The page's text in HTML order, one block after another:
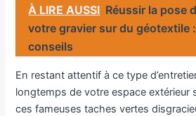
À LIRE AUSSI Réussir la pose
votre gravier sur du géotextile
conseils
En restant attentif à ce type
longtemps de votre espace extérieur
ces fameuses taches vertes